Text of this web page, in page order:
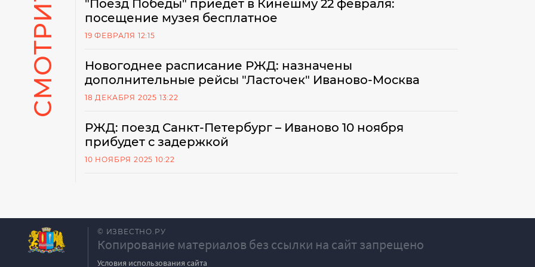
"Поезд Победы" приедет в Кинешму 22 февраля:
посещение музея бесплатное
19 ФЕВРАЛЯ 12:15
Новогоднее расписание РЖД: назначены
дополнительные рейсы "Ласточек" Иваново-Москва
18 ДЕКАБРЯ 2025 13:22
РЖД: поезд Санкт-Петербург – Иваново 10 ноября
прибудет с задержкой
10 НОЯБРЯ 2025 10:22
© ИЗВЕСТНО.РУ
Копирование материалов без ссылки на сайт запрещено
Условия использования сайта